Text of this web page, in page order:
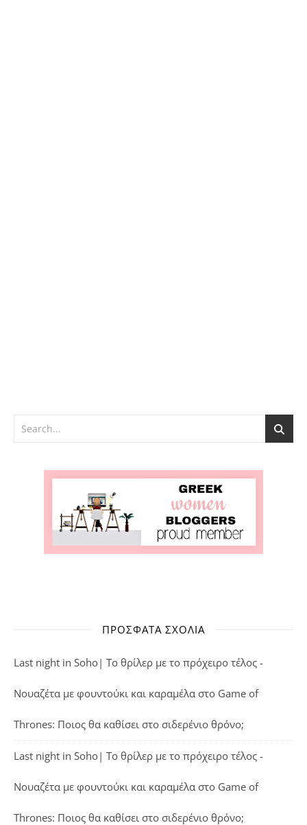
ΠΡΌΣΦΑΤΑ ΣΧΌΛΙΑ
Last night in Soho| Το θρίλερ με το πρόχειρο τέλος -
Νουαζέτα με φουντούκι και καραμέλα στο Game of
Thrones: Ποιος θα καθίσει στο σιδερένιο θρόνο;
Last night in Soho| Το θρίλερ με το πρόχειρο τέλος -
Νουαζέτα με φουντούκι και καραμέλα στο Game of
Thrones: Ποιος θα καθίσει στο σιδερένιο θρόνο;